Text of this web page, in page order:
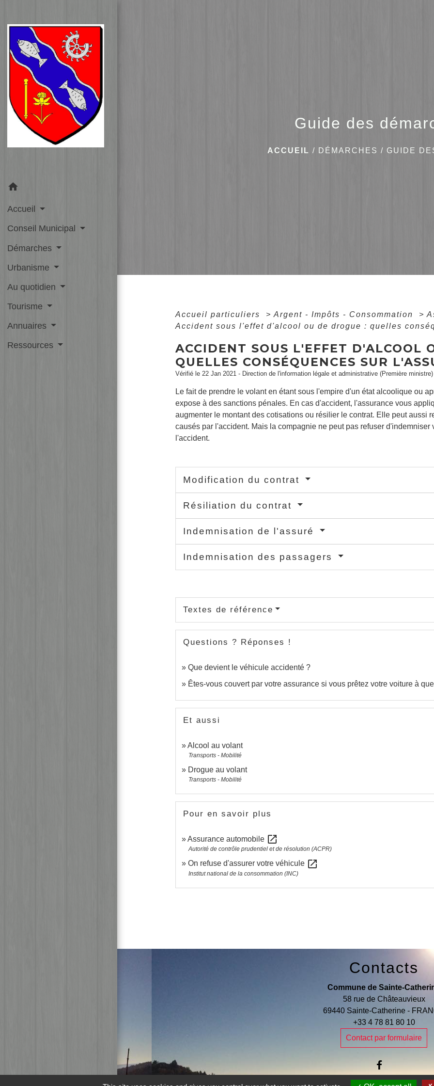
home
Accueil
Conseil Municipal
Démarches
Urbanisme
Au quotidien
Tourisme
Annuaires
Ressources
Guide des
ACCUEIL / DÉMARCHES / GUIDE
Accueil particuliers > Argent - Impôts - Consommation >
Accident sous l'effet d'alcool ou de drogue : quelles
ACCIDENT SOUS L'EFFET D'ALCOOL
QUELLES CONSÉQUENCES SUR
Vérifié le 22 Jan 2021 - Direction de l'information légale et administrative (Première ministre)
Le fait de prendre le volant en étant sous l'empire d'un état alcoolique ou
expose à des sanctions pénales. En cas d'accident, l'assurance vous
augmenter le montant des cotisations ou résilier le contrat. Elle peut aussi
causés par l'accident. Mais la compagnie ne peut pas refuser
l'accident.
Modification du contrat
Résiliation du contrat
Indemnisation de l'assuré
Indemnisation des passagers
Textes de référence
Questions ? Réponses !
Que devient le véhicule accidenté ?
Êtes-vous couvert par votre assurance si vous prêtez votre voiture à
Et aussi
Alcool au volant
Transports - Mobilité
Drogue au volant
Transports - Mobilité
Pour en savoir plus
Assurance automobile open_in_new
Autorité de contrôle prudentiel et de résolution (ACPR)
On refuse d'assurer votre véhicule open_in_new
Institut national de la consommation (INC)
Contacts
Commune de Sainte-
58 rue de Châteauvieux
69440 Sainte-Catherine -
+33 4 78 81 80 10
Contact par formulaire